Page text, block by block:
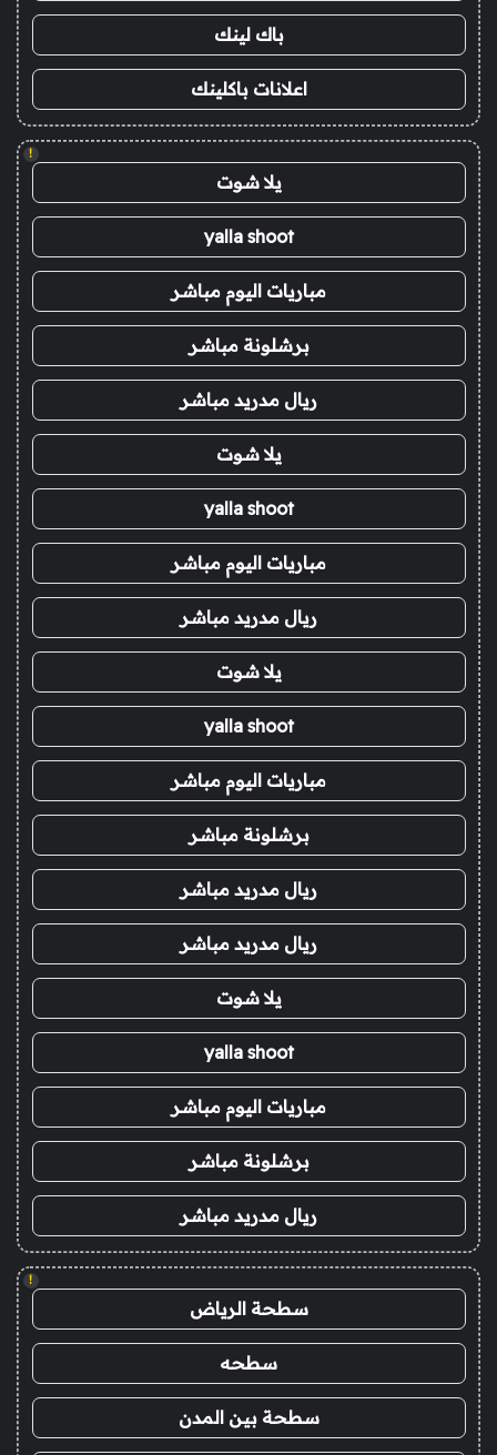
باك لينك
اعلانات باكلينك
!
يلا شوت
yalla shoot
مباريات اليوم مباشر
برشلونة مباشر
ريال مدريد مباشر
يلا شوت
yalla shoot
مباريات اليوم مباشر
ريال مدريد مباشر
يلا شوت
yalla shoot
مباريات اليوم مباشر
برشلونة مباشر
ريال مدريد مباشر
ريال مدريد مباشر
يلا شوت
yalla shoot
مباريات اليوم مباشر
برشلونة مباشر
ريال مدريد مباشر
!
سطحة الرياض
سطحه
سطحة بين المدن